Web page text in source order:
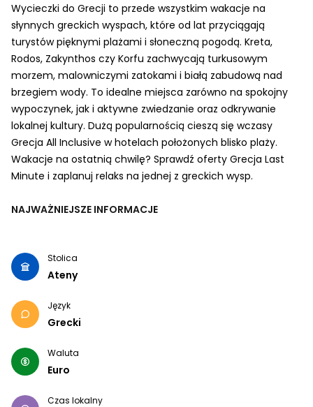
Wycieczki do Grecji to przede wszystkim wakacje na
słynnych greckich wyspach, które od lat przyciągają
turystów pięknymi plażami i słoneczną pogodą. Kreta,
Rodos, Zakynthos czy Korfu zachwycają turkusowym
morzem, malowniczymi zatokami i białą zabudową nad
brzegiem wody. To idealne miejsca zarówno na spokojny
wypoczynek, jak i aktywne zwiedzanie oraz odkrywanie
lokalnej kultury. Dużą popularnością cieszą się wczasy
Grecja All Inclusive w hotelach położonych blisko plaży.
Wakacje na ostatnią chwilę? Sprawdź oferty Grecja Last
Minute i zaplanuj relaks na jednej z greckich wysp.
NAJWAŻNIEJSZE INFORMACJE
Stolica
Ateny
Język
Grecki
Waluta
Euro
Czas lokalny